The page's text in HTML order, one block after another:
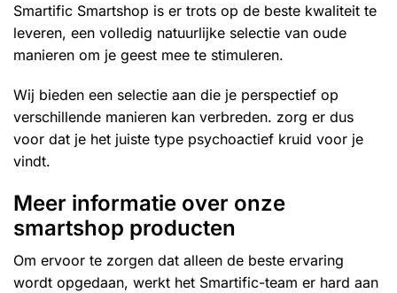
Smartific Smartshop is er trots op de beste kwaliteit te
leveren, een volledig natuurlijke selectie van oude
manieren om je geest mee te stimuleren.
Wij bieden een selectie aan die je perspectief op
verschillende manieren kan verbreden. zorg er dus
voor dat je het juiste type psychoactief kruid voor je
vindt.
Meer informatie over onze
smartshop producten
Om ervoor te zorgen dat alleen de beste ervaring
wordt opgedaan, werkt het Smartific-team er hard aan